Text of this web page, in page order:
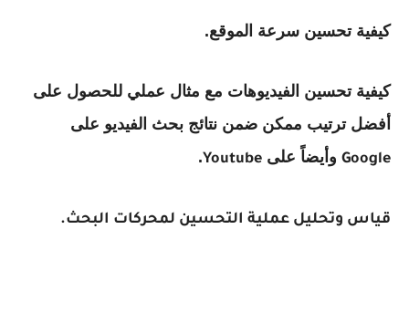
كيفية تحسين سرعة الموقع.
كيفية تحسين الفيديوهات مع مثال عملي للحصول على
أفضل ترتيب ممكن ضمن نتائج بحث الفيديو على
Google وأيضاً على Youtube
.
قياس وتحليل عملية التحسين لمحركات البحث.